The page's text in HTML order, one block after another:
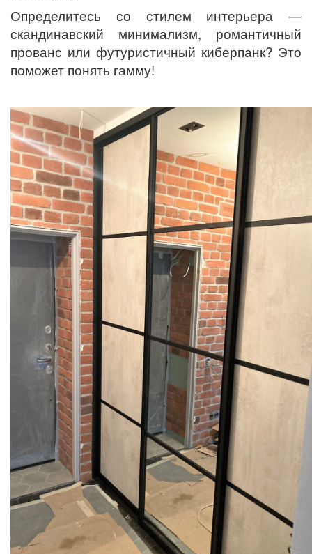
Определитесь со стилем интерьера —
скандинавский минимализм, романтичный
прованс или футуристичный киберпанк? Это
поможет понять гамму!